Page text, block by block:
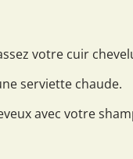
votre cuir
serviette chaude.
avec votre